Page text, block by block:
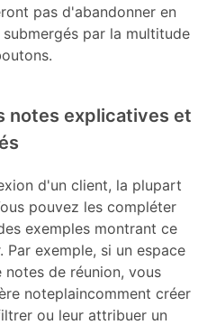
pas d'abandonner en
par la multitude
notes explicatives et
d'un client, la plupart
pouvez les compléter
exemples montrant ce
exemple, si un espace
de réunion, vous
noteplaincomment créer
ou leur attribuer un